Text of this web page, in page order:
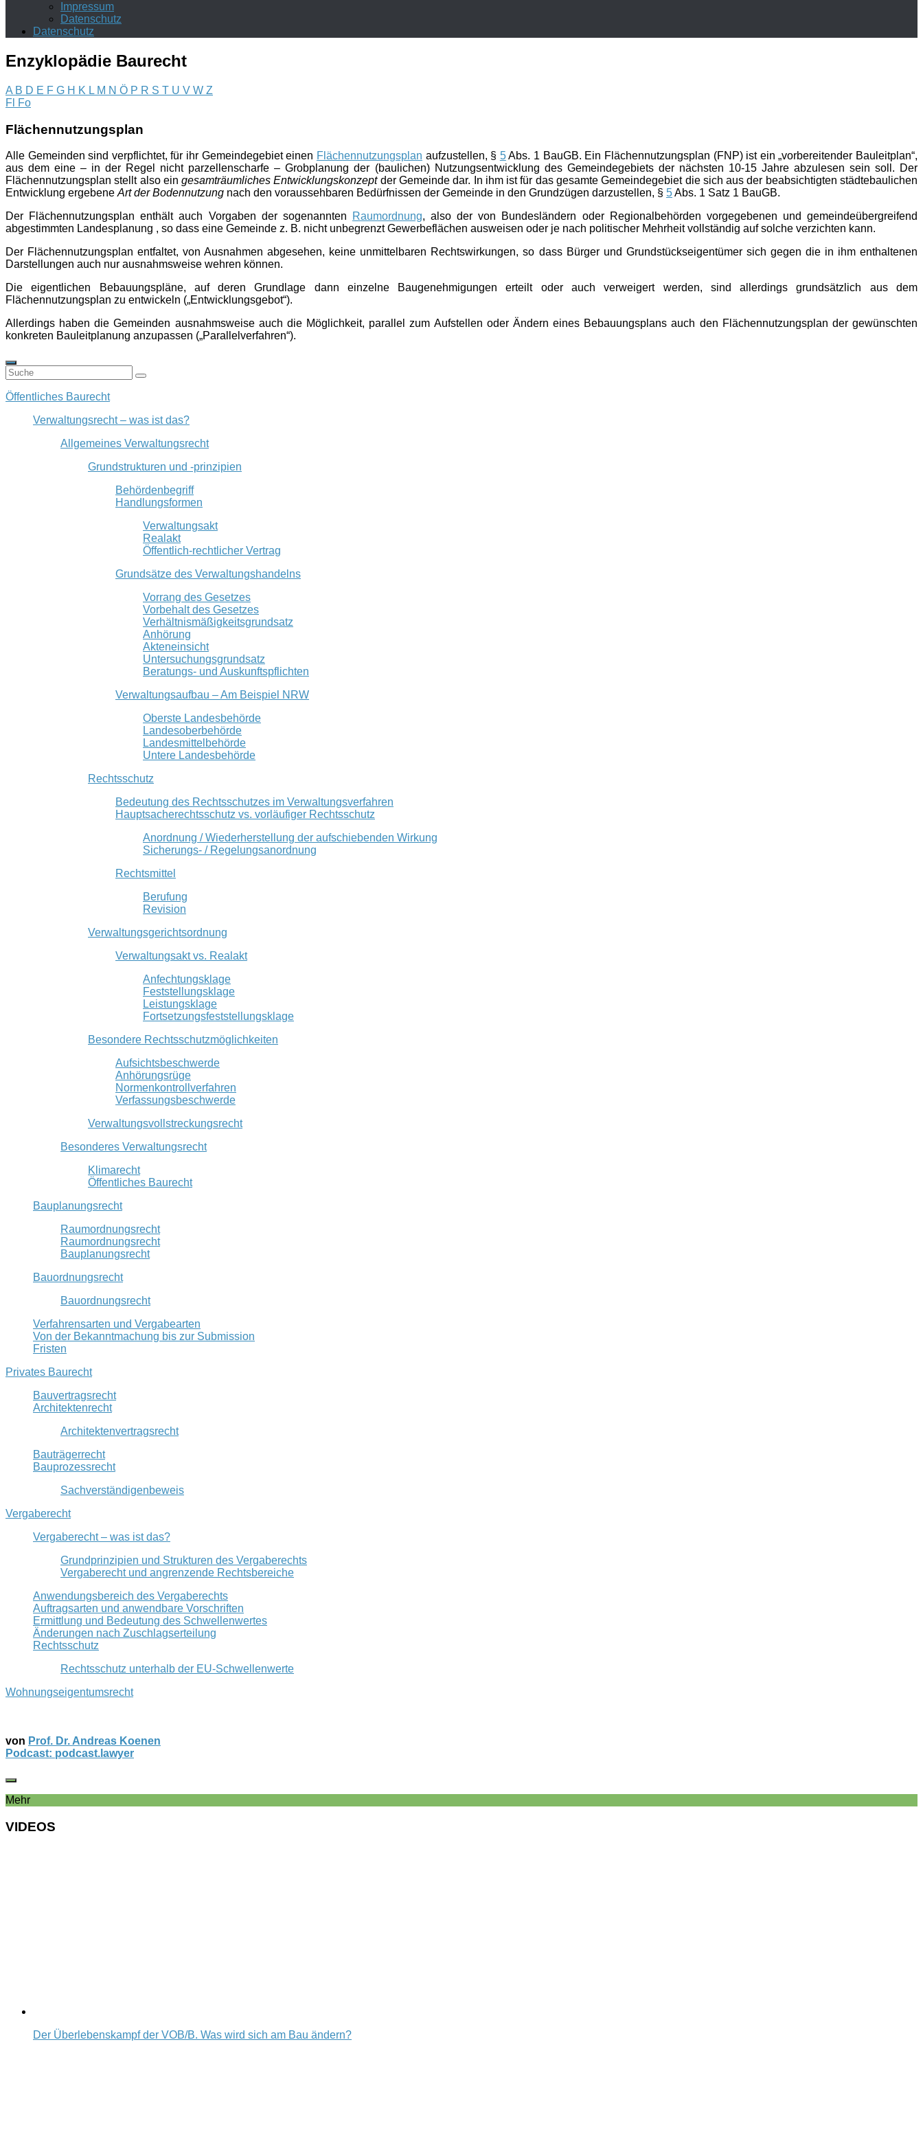
Impressum
Datenschutz
Datenschutz
Enzyklopädie Baurecht
A B D E F G H K L M N Ö P R S T U V W Z
Fl Fo
Flächennutzungsplan
Alle Gemeinden sind verpflichtet, für ihr Gemeindegebiet einen Flächennutzungsplan aufzustellen, § 5Abs. 1 BauGB. Ein Flächennutzungsplan (FNP) ist ein „vorbereitender Bauleitplan“,
aus dem eine – in der Regel nicht parzellenscharfe – Grobplanung der (baulichen) Nutzungsentwicklung des Gemeindegebiets der nächsten 10-15 Jahre abzulesen sein soll. Der
Flächennutzungsplan stellt also eingesamträumliches Entwicklungskonzept der Gemeinde dar. In ihm ist für das gesamte Gemeindegebiet die sich aus der beabsichtigten städtebaulichen
Entwicklung ergebene Art der Bodennutzung nach den voraussehbaren Bedürfnissen der Gemeinde in den Grundzügen darzustellen, § 5Abs. 1 Satz 1 BauGB.
Der Flächennutzungsplan enthält auch Vorgaben der sogenannten
Raumordnung, also der von Bundesländern oder Regionalbehörden vorgegebenen und gemeindeübergreifend
abgestimmten Landesplanung , so dass eine Gemeinde z. B. nicht unbegrenzt Gewerbeflächen ausweisen oder je nach politischer Mehrheit vollständig auf solche verzichten kann.
Der Flächennutzungsplan entfaltet, von Ausnahmen abgesehen, keine unmittelbaren Rechtswirkungen, so dass Bürger und Grundstückseigentümer sich gegen die in ihm enthaltenen
Darstellungen auch nur ausnahmsweise wehren können.
Die eigentlichen Bebauungspläne, auf deren Grundlage dann einzelne Baugenehmigungen erteilt oder auch verweigert werden, sind allerdings grundsätzlich aus dem
Flächennutzungsplan zu entwickeln („Entwicklungsgebot“).
Allerdings haben die Gemeinden ausnahmsweise auch die Möglichkeit, parallel zum Aufstellen oder Ändern eines Bebauungsplans auch den Flächennutzungsplan der gewünschten
konkreten Bauleitplanung anzupassen („Parallelverfahren“).
Öffentliches Baurecht
Verwaltungsrecht – was ist das?
Allgemeines Verwaltungsrecht
Grundstrukturen und -prinzipien
Behördenbegriff
Handlungsformen
Verwaltungsakt
Realakt
Öffentlich-rechtlicher Vertrag
Grundsätze des Verwaltungshandelns
Vorrang des Gesetzes
Vorbehalt des Gesetzes
Verhältnismäßigkeitsgrundsatz
Anhörung
Akteneinsicht
Untersuchungsgrundsatz
Beratungs- und Auskunftspflichten
Verwaltungsaufbau – Am Beispiel NRW
Oberste Landesbehörde
Landesoberbehörde
Landesmittelbehörde
Untere Landesbehörde
Rechtsschutz
Bedeutung des Rechtsschutzes im Verwaltungsverfahren
Hauptsacherechtsschutz vs. vorläufiger Rechtsschutz
Anordnung / Wiederherstellung der aufschiebenden Wirkung
Sicherungs- / Regelungsanordnung
Rechtsmittel
Berufung
Revision
Verwaltungsgerichtsordnung
Verwaltungsakt vs. Realakt
Anfechtungsklage
Feststellungsklage
Leistungsklage
Fortsetzungsfeststellungsklage
Besondere Rechtsschutzmöglichkeiten
Aufsichtsbeschwerde
Anhörungsrüge
Normenkontrollverfahren
Verfassungsbeschwerde
Verwaltungsvollstreckungsrecht
Besonderes Verwaltungsrecht
Klimarecht
Öffentliches Baurecht
Bauplanungsrecht
Raumordnungsrecht
Raumordnungsrecht
Bauplanungsrecht
Bauordnungsrecht
Bauordnungsrecht
Verfahrensarten und Vergabearten
Von der Bekanntmachung bis zur Submission
Fristen
Privates Baurecht
Bauvertragsrecht
Architektenrecht
Architektenvertragsrecht
Bauträgerrecht
Bauprozessrecht
Sachverständigenbeweis
Vergaberecht
Vergaberecht – was ist das?
Grundprinzipien und Strukturen des Vergaberechts
Vergaberecht und angrenzende Rechtsbereiche
Anwendungsbereich des Vergaberechts
Auftragsarten und anwendbare Vorschriften
Ermittlung und Bedeutung des Schwellenwertes
Änderungen nach Zuschlagserteilung
Rechtsschutz
Rechtsschutz unterhalb der EU-Schwellenwerte
Wohnungseigentumsrecht
von Prof. Dr. Andreas Koenen
Podcast: podcast.lawyer
Mehr
VIDEOS
Der Überlebenskampf der VOB/B. Was wird sich am Bau ändern?